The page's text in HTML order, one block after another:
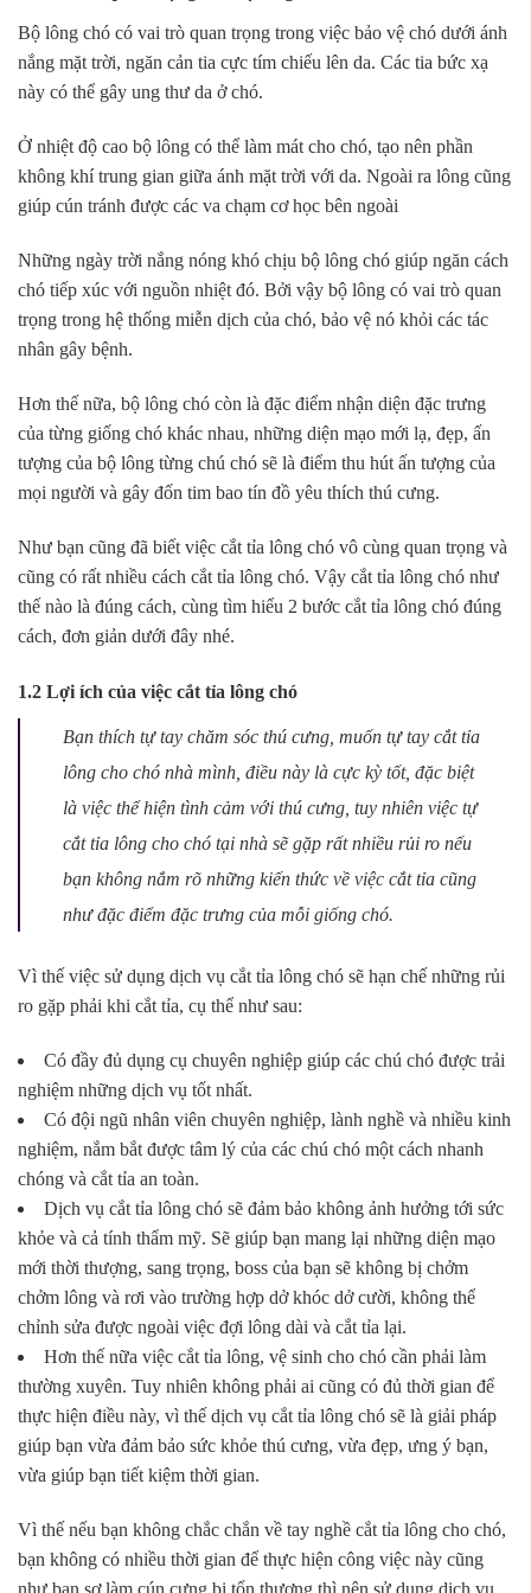
Bộ lông chó có vai trò quan trọng trong việc bảo vệ chó dưới ánh
nắng mặt trời, ngăn cản tia cực tím chiếu lên da. Các tia bức xạ
này có thể gây ung thư da ở chó.
Ở nhiệt độ cao bộ lông có thể làm mát cho chó, tạo nên phần
không khí trung gian giữa ánh mặt trời với da. Ngoài ra lông cũng
giúp cún tránh được các va chạm cơ học bên ngoài
Những ngày trời nắng nóng khó chịu bộ lông chó giúp ngăn cách
chó tiếp xúc với nguồn nhiệt đó. Bởi vậy bộ lông có vai trò quan
trọng trong hệ thống miễn dịch của chó, bảo vệ nó khỏi các tác
nhân gây bệnh.
Hơn thế nữa, bộ lông chó còn là đặc điểm nhận diện đặc trưng
của từng giống chó khác nhau, những diện mạo mới lạ, đẹp, ấn
tượng của bộ lông từng chú chó sẽ là điểm thu hút ấn tượng của
mọi người và gây đốn tim bao tín đồ yêu thích thú cưng.
Như bạn cũng đã biết việc cắt tỉa lông chó vô cùng quan trọng và
cũng có rất nhiều cách cắt tỉa lông chó. Vậy cắt tỉa lông chó như
thế nào là đúng cách, cùng tìm hiểu 2 bước cắt tỉa lông chó đúng
cách, đơn giản dưới đây nhé.
1.2 Lợi ích của việc cắt tỉa lông chó
Bạn thích tự tay chăm sóc thú cưng, muốn tự tay cắt tỉa
lông cho chó nhà mình, điều này là cực kỳ tốt, đặc biệt
là việc thể hiện tình cảm với thú cưng, tuy nhiên việc tự
cắt tỉa lông cho chó tại nhà sẽ gặp rất nhiều rủi ro nếu
bạn không nắm rõ những kiến thức về việc cắt tỉa cũng
như đặc điểm đặc trưng của mỗi giống chó.
Vì thế việc sử dụng dịch vụ cắt tỉa lông chó sẽ hạn chế những rủi
ro gặp phải khi cắt tỉa, cụ thể như sau:
Có đầy đủ dụng cụ chuyên nghiệp giúp các chú chó được trải
nghiệm những dịch vụ tốt nhất.
Có đội ngũ nhân viên chuyên nghiệp, lành nghề và nhiều kinh
nghiệm, nắm bắt được tâm lý của các chú chó một cách nhanh
chóng và cắt tỉa an toàn.
Dịch vụ cắt tỉa lông chó sẽ đảm bảo không ảnh hưởng tới sức
khỏe và cả tính thẩm mỹ. Sẽ giúp bạn mang lại những diện mạo
mới thời thượng, sang trọng, boss của bạn sẽ không bị chởm
chởm lông và rơi vào trường hợp dở khóc dở cười, không thể
chỉnh sửa được ngoài việc đợi lông dài và cắt tỉa lại.
Hơn thế nữa việc cắt tỉa lông, vệ sinh cho chó cần phải làm
thường xuyên. Tuy nhiên không phải ai cũng có đủ thời gian để
thực hiện điều này, vì thế dịch vụ cắt tỉa lông chó sẽ là giải pháp
giúp bạn vừa đảm bảo sức khỏe thú cưng, vừa đẹp, ưng ý bạn,
vừa giúp bạn tiết kiệm thời gian.
Vì thế nếu bạn không chắc chắn về tay nghề cắt tỉa lông cho chó,
bạn không có nhiều thời gian để thực hiện công việc này cũng
như bạn sợ làm cún cưng bị tổn thương thì nên sử dụng dịch vụ